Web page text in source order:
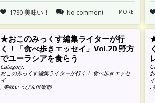
1780 美味い！ No comment MORE
★おこのみっくす編集ライターが行
く！「食べ歩きエッセイ」Vol.20 野方
でユーラシアを食らう
Category:
おこのみっくす編集ライターが行く！ 食べ歩きエッセ
イ
, 美味いっぴん倶楽部
イ
,